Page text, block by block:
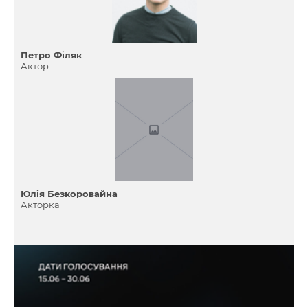
Петро Філяк
Актор
Юлія Безкоровайна
Акторка